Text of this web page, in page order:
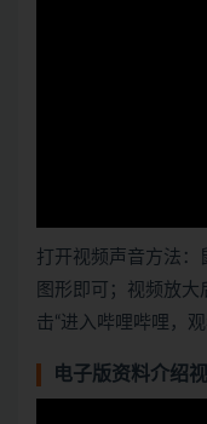
打开视频声音方法：
图形即可；视频放
击“进入哔哩哔哩，
电子版资料介绍视